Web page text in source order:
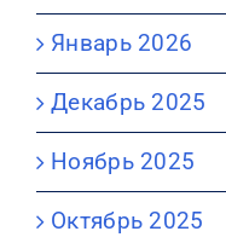
Январь 2026
Декабрь 2025
Ноябрь 2025
Октябрь 2025